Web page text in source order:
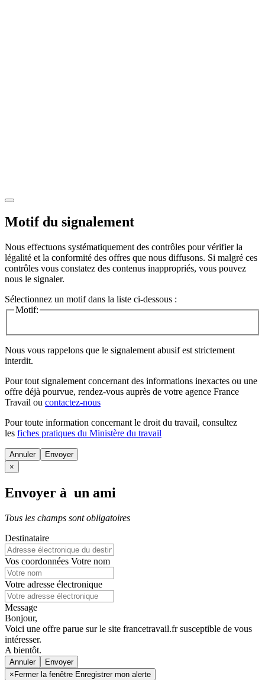
Motif du signalement
Nous effectuons systématiquement des contrôles pour vérifier la
légalité et la conformité des offres que nous diffusons. Si malgré ces
contrôles vous constatez des contenus inappropriés, vous pouvez
nous le signaler.
Sélectionnez un motif dans la liste ci-dessous :
Motif:
Nous vous rappelons que le signalement abusif est strictement
interdit.
Pour tout signalement concernant des informations inexactes ou une
offre déjà pourvue, rendez-vous auprès de votre agence France
Travail ou contactez-nous
Pour toute information concernant le droit du travail, consultez
les fiches pratiques du Ministère du travail
Annuler
×
Envoyer à un ami
Tous les champs sont obligatoires
Destinataire
Vos coordonnées Votre nom
Votre adresse électronique
Message
Bonjour,
Voici une offre parue sur le site francetravail.fr susceptible de vous
intéresser.
A bientôt.
Annuler
× Fermer la fenêtre Enregistrer mon alerte